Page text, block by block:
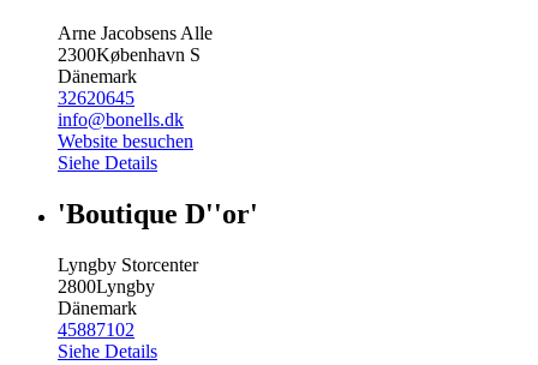
Arne Jacobsens Alle
2300København S
Dänemark
32620645
info@bonells.dk
Website besuchen
Siehe Details
'Boutique D''or'
Lyngby Storcenter
2800Lyngby
Dänemark
45887102
Siehe Details